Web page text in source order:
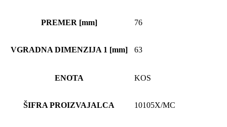
PREMER [mm] 76
VGRADNA DIMENZIJA 1 [mm] 63
ENOTA KOS
ŠIFRA PROIZVAJALCA 10105X/MC